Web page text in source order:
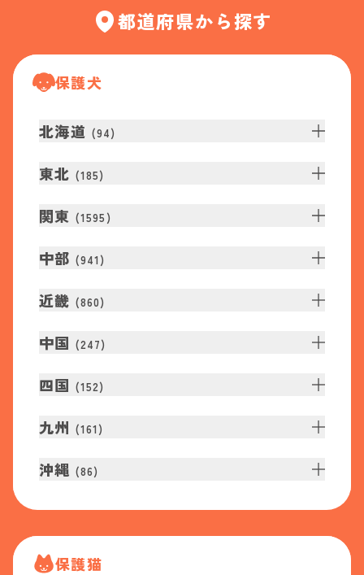
都道府県から探す
保護犬
北海道 (94)
東北 (185)
関東 (1595 )
中部 (941 )
近畿 (860)
中国 (247)
四国 (152)
九州 (161 )
沖縄 (86)
保護猫